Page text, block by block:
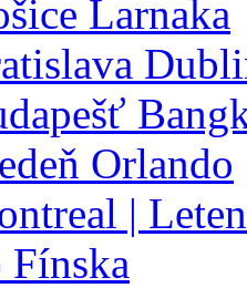
Larnaka
Orlando
|